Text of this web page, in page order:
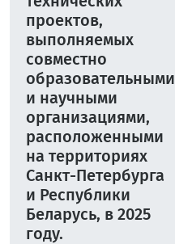
проектов,
выполняемых
совместно
образовательными
и научными
организациями,
расположенными
на территориях
Санкт-Петербурга
и Республики
Беларусь, в 2025
году.